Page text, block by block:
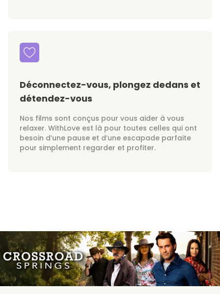
Déconnectez-vous, plongez dedans et
détendez-vous
Nos films sont conçus pour vous aider à vous
relaxer. WithLove est là pour toutes celles qui ont
besoin d’une pause et d’une escapade parfaite
pour simplement regarder et profiter.